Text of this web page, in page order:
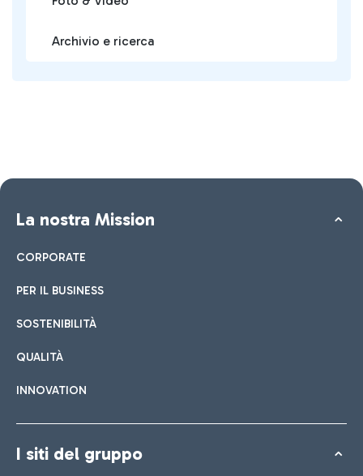
Archivio e ricerca
La nostra Mission
CORPORATE
PER IL BUSINESS
SOSTENIBILITÀ
QUALITÀ
INNOVATION
I siti del gruppo